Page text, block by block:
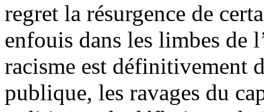
regret la résurgence de
enfouis dans les limbes de
racisme est définitivement
publique, les ravages du